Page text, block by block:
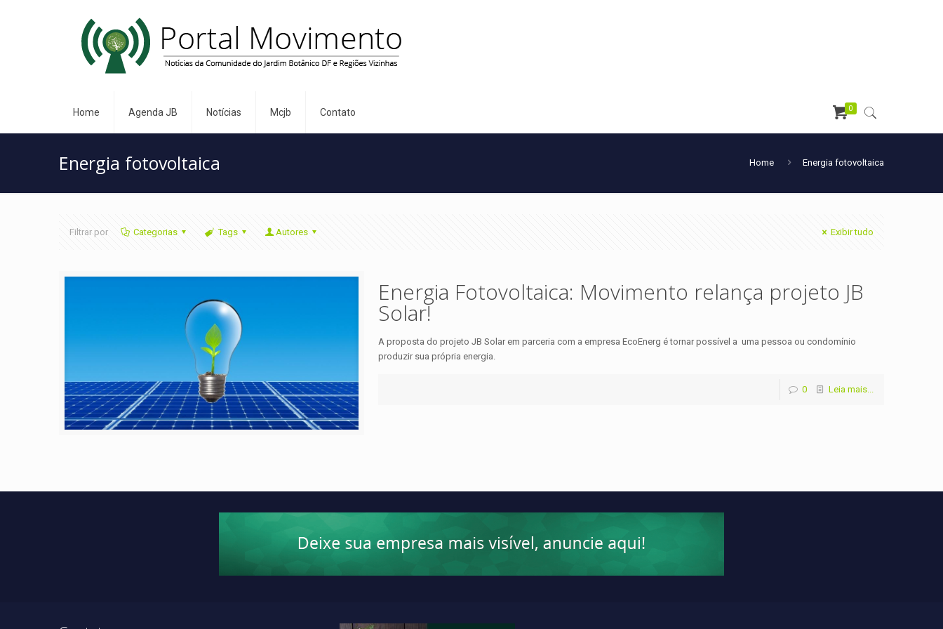
Home Agenda JB Notícias Mcjb Contato 0
Energia fotovoltaica Home Energia fotovoltaica
Filtrar por Categorias Tags Autores Exibir tudo
Energia Fotovoltaica: Movimento relança projeto JB
Solar!
A proposta do projeto JB Solar em parceria com a empresa EcoEnerg é tornar possível a uma pessoa ou condomínio
produzir sua própria energia.
0 Leia mais...